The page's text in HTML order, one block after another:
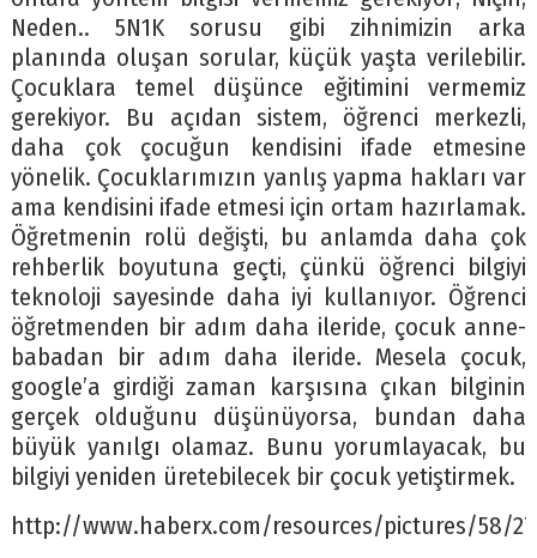
Neden.. 5N1K sorusu gibi zihnimizin arka
planında oluşan sorular, küçük yaşta verilebilir.
Çocuklara temel düşünce eğitimini vermemiz
gerekiyor. Bu açıdan sistem, öğrenci merkezli,
daha çok çocuğun kendisini ifade etmesine
yönelik. Çocuklarımızın yanlış yapma hakları var
ama kendisini ifade etmesi için ortam hazırlamak.
Öğretmenin rolü değişti, bu anlamda daha çok
rehberlik boyutuna geçti, çünkü öğrenci bilgiyi
teknoloji sayesinde daha iyi kullanıyor. Öğrenci
öğretmenden bir adım daha ileride, çocuk anne-
babadan bir adım daha ileride. Mesela çocuk,
google’a girdiği zaman karşısına çıkan bilginin
gerçek olduğunu düşünüyorsa, bundan daha
büyük yanılgı olamaz. Bunu yorumlayacak, bu
bilgiyi yeniden üretebilecek bir çocuk yetiştirmek.
http://www.haberx.com/resources/pictures/58/